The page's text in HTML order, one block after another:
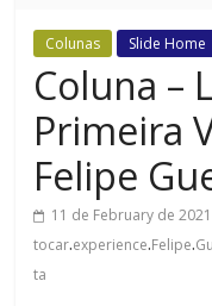
Colunas Slide Home
Coluna –
Primeira
Felipe
11 de February de 2021
tocar.experience.Felipe.
ta